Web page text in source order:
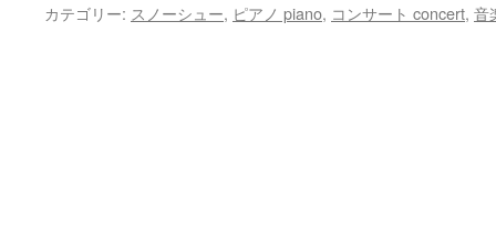
カテゴリー: スノーシュー, ピアノ piano, コンサート concert, 音